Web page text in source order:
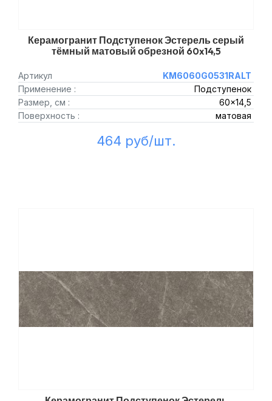
Керамогранит Подступенок Эстерель серый
тёмный матовый обрезной 60x14,5
Артикул
KM6060G0531RALT
Применение :
Подступенок
Размер, см :
60x14,5
Поверхность :
матовая
464 руб/шт.